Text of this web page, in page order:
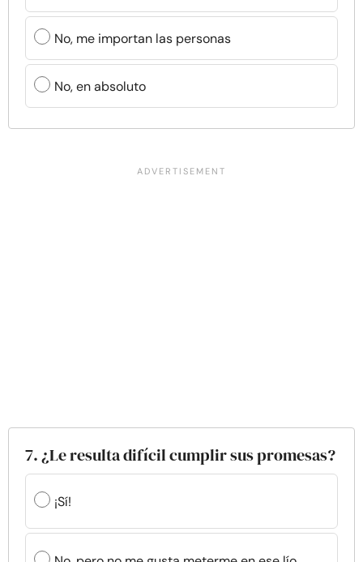
No, me importan las personas
No, en absoluto
7. ¿Le resulta difícil cumplir sus promesas?
¡Sí!